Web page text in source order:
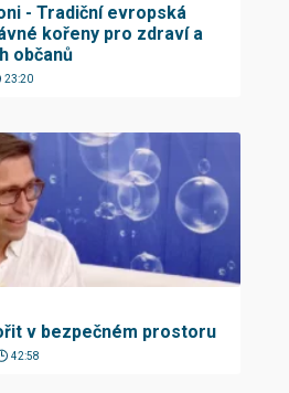
- Tradiční evropská
kořeny pro zdraví a
občanů
23:20
v bezpečném prostoru
42:58